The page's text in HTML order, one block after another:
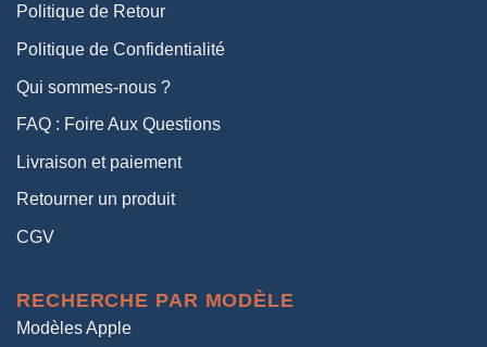
Politique de Retour
Politique de Confidentialité
Qui sommes-nous ?
FAQ : Foire Aux Questions
Livraison et paiement
Retourner un produit
CGV
RECHERCHE PAR MODÈLE
Modèles Apple